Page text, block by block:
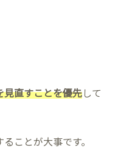
見直すことを優先 して
ことが大事です。